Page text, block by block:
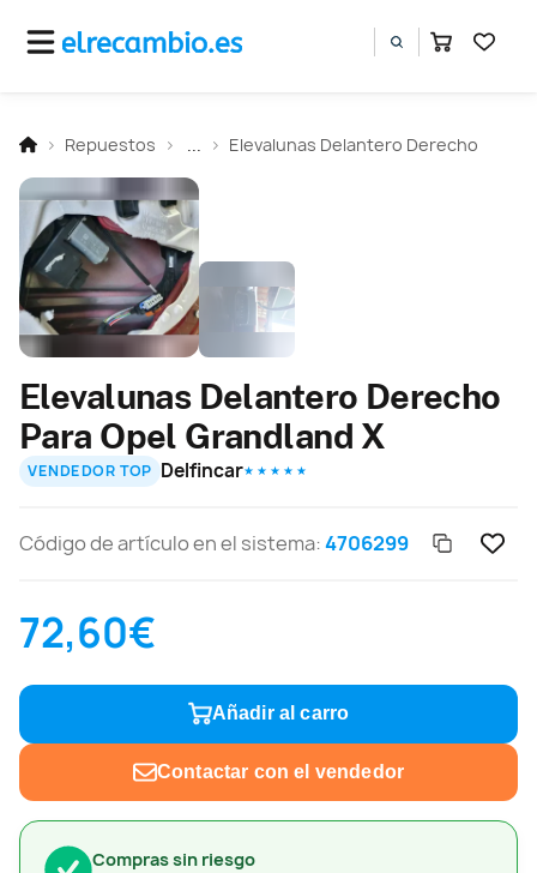
Repuestos Elevalunas Delantero Derecho
Compras sin riesgo
Elevalunas Delantero Derecho
Para Opel Grandland X
VENDEDOR TOP Delfincar★ ★ ★ ★ ★
Código de artículo en el sistema:4706299
72,60€
Añadir al carro
Contactar con el vendedor